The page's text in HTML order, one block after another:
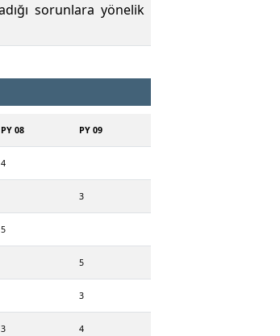
sorunlara yönelik
PY 08 PY 09
4
3
5
5
3
3 4